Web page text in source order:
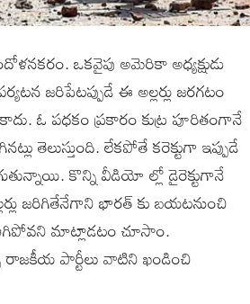
ఒకవైపు అమెరికా అధ్యక్షుడు
జరిపేటప్పుడే ఈ అల్లర్లు జరగటం
ఓ పధకం ప్రకారం కుట్ర పూరితంగానే
తెలుస్తుంది. లేకపోతే కరెక్టుగా ఇప్పుడే
కొన్ని వీడియో ల్లో డైరెక్టుగానే
జరిగితేనేగాని భారత్ కు బయటనుంచి
ఆగిపోవని మాట్లాడటం చూసాం.
రాజకీయ పార్టీలు వాటిని ఖండించి